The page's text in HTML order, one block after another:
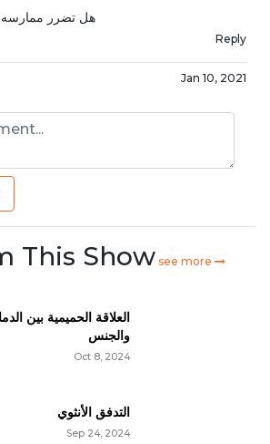
هل تضرر ممارسه
Reply
Jan 10, 2021
to read? Thank you.
Reply
This Show see more
العلاقة الحميمية بين
والجنس
Oct 8, 2024
التدفق الأنثوي
Sep 24, 2024